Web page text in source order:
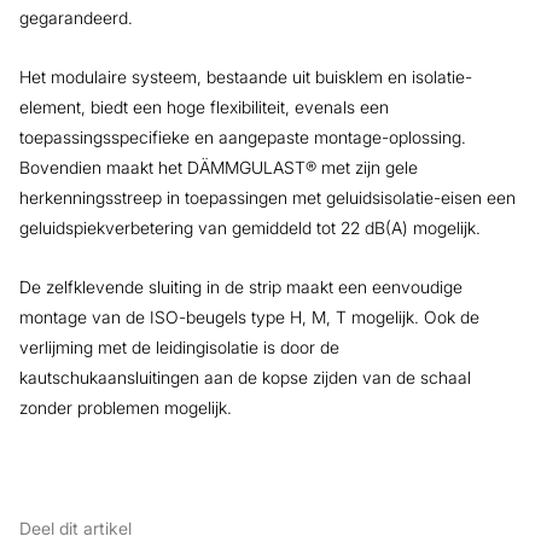
gegarandeerd.
Het modulaire systeem, bestaande uit buisklem en isolatie-
element, biedt een hoge flexibiliteit, evenals een
toepassingsspecifieke en aangepaste montage-oplossing.
Bovendien maakt het DÄMMGULAST® met zijn gele
herkenningsstreep in toepassingen met geluidsisolatie-eisen een
geluidspiekverbetering van gemiddeld tot 22 dB(A) mogelijk.
De zelfklevende sluiting in de strip maakt een eenvoudige
montage van de ISO-beugels type H, M, T mogelijk. Ook de
verlijming met de leidingisolatie is door de
kautschukaansluitingen aan de kopse zijden van de schaal
zonder problemen mogelijk.
Deel dit artikel